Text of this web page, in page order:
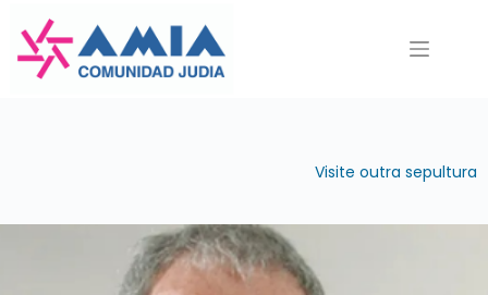
para
conteúdo
Visite outra sepultura